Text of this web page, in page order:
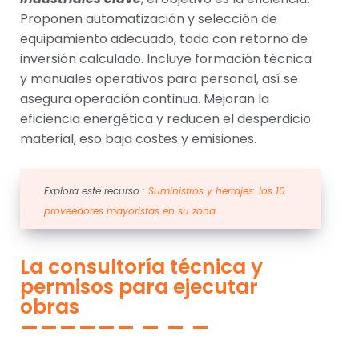
Proponen automatización y selección de
equipamiento adecuado, todo con retorno de
inversión calculado. Incluye formación técnica
y manuales operativos para personal, así se
asegura operación continua. Mejoran la
eficiencia energética y reducen el desperdicio
material, eso baja costes y emisiones.
Explora este recurso : Suministros y herrajes: los 10
proveedores mayoristas en su zona
La consultoría técnica y
permisos para ejecutar
obras